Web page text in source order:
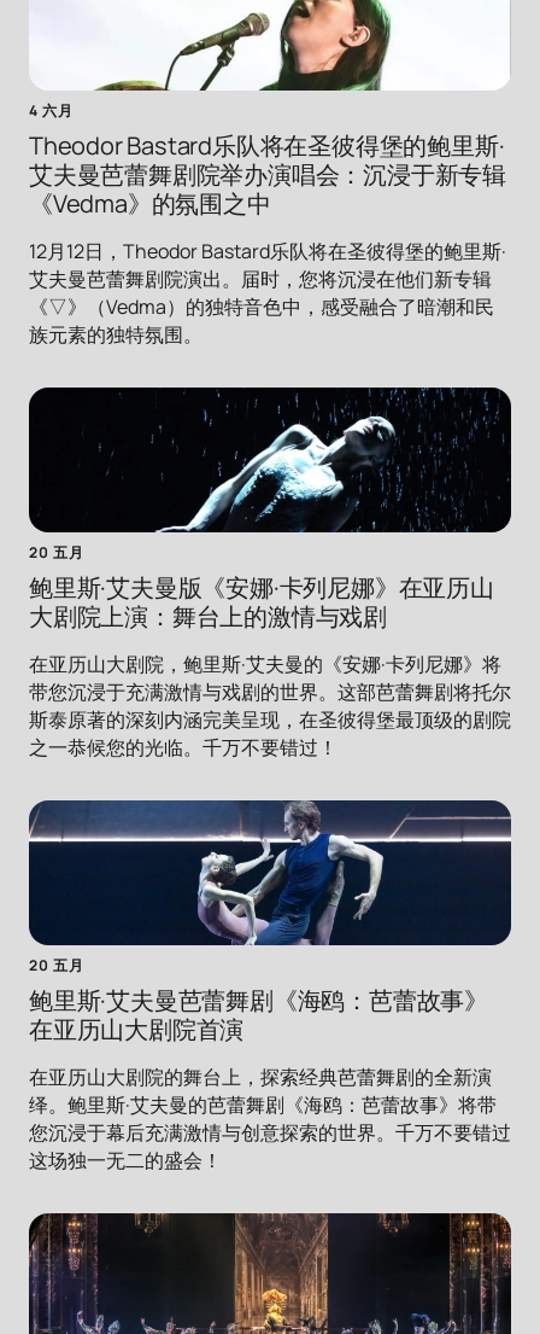
4 六月
Theodor Bastard乐队将在圣彼得堡的鲍里斯·
艾夫曼芭蕾舞剧院举办演唱会：沉浸于新专辑
《Vedma》的氛围之中
12月12日，Theodor Bastard乐队将在圣彼得堡的鲍里斯·
艾夫曼芭蕾舞剧院演出。届时，您将沉浸在他们新专辑
《▽》（Vedma）的独特音色中，感受融合了暗潮和民
族元素的独特氛围。
20 五月
鲍里斯·艾夫曼版《安娜·卡列尼娜》在亚历山
大剧院上演：舞台上的激情与戏剧
在亚历山大剧院，鲍里斯·艾夫曼的《安娜·卡列尼娜》将
带您沉浸于充满激情与戏剧的世界。这部芭蕾舞剧将托尔
斯泰原著的深刻内涵完美呈现，在圣彼得堡最顶级的剧院
之一恭候您的光临。千万不要错过！
20 五月
鲍里斯·艾夫曼芭蕾舞剧《海鸥：芭蕾故事》
在亚历山大剧院首演
在亚历山大剧院的舞台上，探索经典芭蕾舞剧的全新演
绎。鲍里斯·艾夫曼的芭蕾舞剧《海鸥：芭蕾故事》将带
您沉浸于幕后充满激情与创意探索的世界。千万不要错过
这场独一无二的盛会！